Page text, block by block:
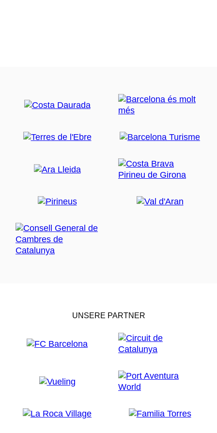
UNSERE PARTNER